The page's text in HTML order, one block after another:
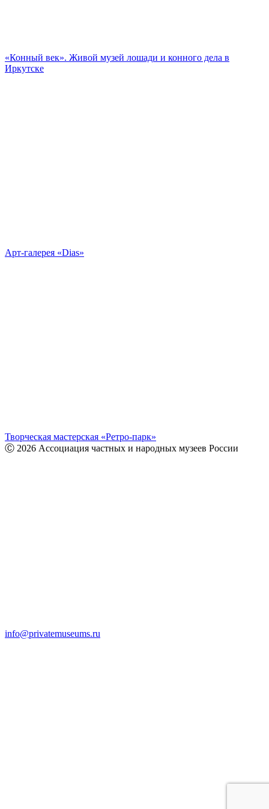
«Конный век». Живой музей лошади и конного дела в
Иркутске
Арт-галерея «Dias»
Творческая мастерская «Ретро-парк»
Ⓒ 2026 Ассоциация частных и народных музеев России
info@privatemuseums.ru